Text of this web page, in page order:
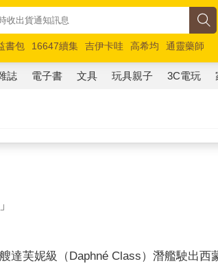
書包 16647續集 吉伊卡哇 高希均
通靈藥師
克 玩具總動員5 超慢跑
誌 電子書 文具 玩具親子 3C電玩
達芙妮級（Daphné Class）潛艦駛出西